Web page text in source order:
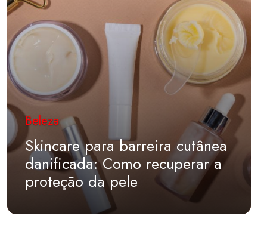
Beleza
Skincare para barreira cutânea
danificada: Como recuperar a
proteção da pele